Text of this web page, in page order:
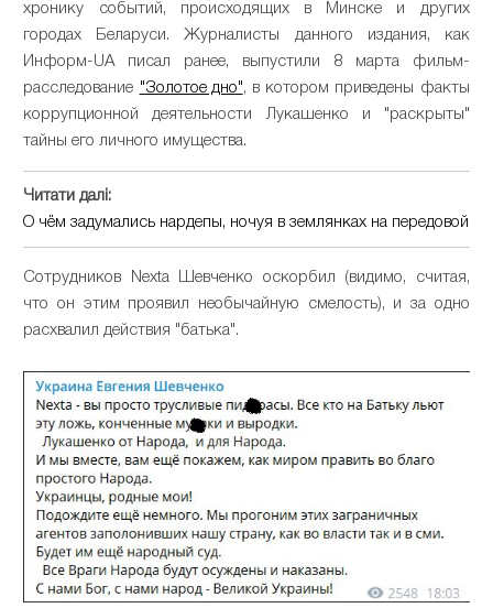
хронику событий, происходящих в Минске и других
городах Беларуси. Журналисты данного издания, как
Информ-UA писал ранее, выпустили 8 марта фильм-
расследование "Золотое дно", в котором приведены факты
коррупционной деятельности Лукашенко и "раскрыты"
тайны его личного имущества.
Читати далі:
О чём задумались нардепы, ночуя в землянках на передовой
Сотрудников Nexta Шевченко оскорбил (видимо, считая,
что он этим проявил необычайную смелость), и за одно
расхвалил действия "батька".